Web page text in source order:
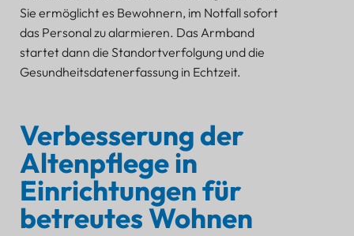
Sie ermöglicht es Bewohnern, im Notfall sofort
das Personal zu alarmieren. Das Armband
startet dann die Standortverfolgung und die
Gesundheitsdatenerfassung in Echtzeit.
Verbesserung der
Altenpflege in
Einrichtungen für
betreutes Wohnen